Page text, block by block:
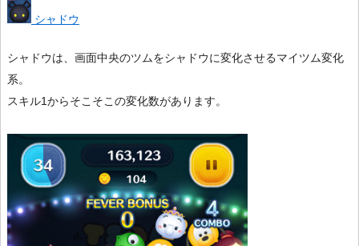
シャドウ
シャドウは、画面中央のツムをシャドウに変化させるマイツム変化
系。
スキル1からそこそこの変化数があります。